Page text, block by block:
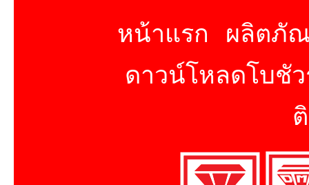
หน้าแรก
ผลิตภั
ดาวน์โหลดโบชั